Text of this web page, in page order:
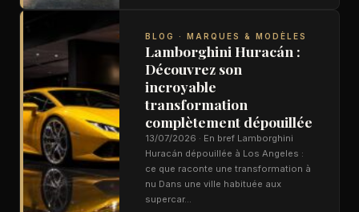
BLOG · MARQUES & MODÈLES
Lamborghini Huracán :
Découvrez son
incroyable
transformation
complètement dépouillée
13/07/2026 · En bref Lamborghini
Huracán dépouillée à Los Angeles :
ce que raconte une transformation à
nu Dans une ville habituée aux
supercar…